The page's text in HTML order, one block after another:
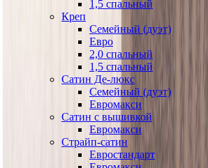
1,5 спальный
Креп
Семейный (дуэт)
Евро
2,0 спальный
1,5 спальный
Сатин Де-люкс
Семейный (дуэт)
Евромакси
Сатин с вышивкой
Евромакси
Страйп-сатин
Евростандарт